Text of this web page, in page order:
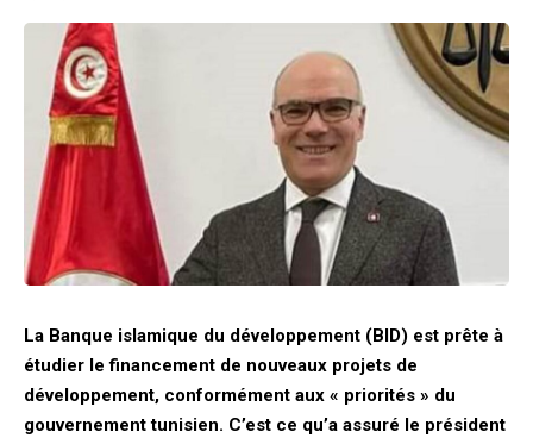
La Banque islamique du développement (BID) est prête à
étudier le financement de nouveaux projets de
développement, conformément aux « priorités » du
gouvernement tunisien. C’est ce qu’a assuré le président